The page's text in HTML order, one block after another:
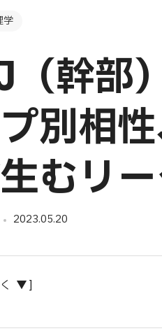
学
（幹部
別相
むリ
2023.05.20
▼]